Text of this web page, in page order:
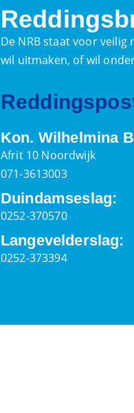
De NRB staat voor
wil uitmaken, of wil
Kon. Wilhelmina
Afrit 10 Noordwijk
071-3613003
Duindamseslag:
0252-370570
Langevelderslag:
0252-373394